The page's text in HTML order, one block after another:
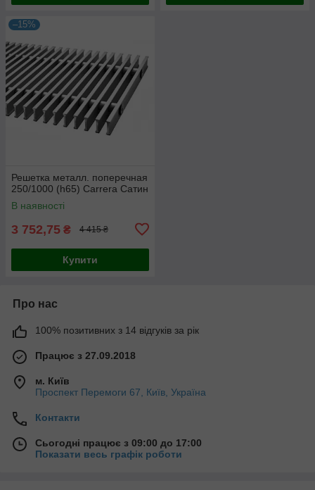
–15%
Решетка металл. поперечная
250/1000 (h65) Carrera Сатин
В наявності
3 752,75 ₴ 4 415 ₴
Купити
Про нас
100% позитивних з 14 відгуків за рік
Працює з 27.09.2018
м. Київ
Проспект Перемоги 67, Київ, Україна
Контакти
Сьогодні працює з 09:00 до 17:00
Показати весь графік роботи